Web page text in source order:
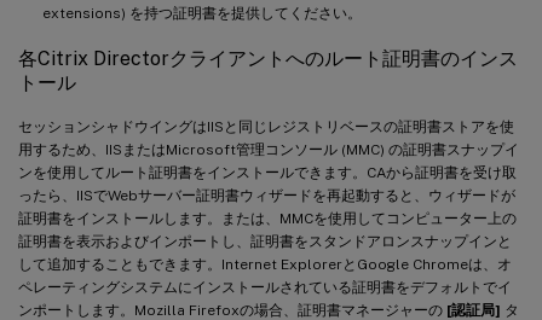
extensions) を持つ証明書を提供してください。
各Citrix Directorクライアントへのルート証明書のインス
トール
セッションシャドウイングはIISと同じレジストリベースの証明書ストアを使
用するため、IISまたはMicrosoft管理コンソール (MMC) の証明書スナップイ
ンを使用してルート証明書をインストールできます。CAから証明書を受け取
ったら、IISでWebサーバー証明書ウィザードを再起動すると、ウィザードが
証明書をインストールします。または、MMCを使用してコンピューター上の
証明書を表示およびインポートし、証明書をスタンドアロンスナップインと
して追加することもできます。Internet ExplorerとGoogle Chromeは、オ
ペレーティングシステムにインストールされている証明書をデフォルトでイ
ンポートします。Mozilla Firefoxの場合、証明書マネージャーの [認証局] タ